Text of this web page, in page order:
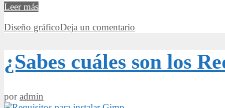
Leer másConoce
principales
instalar
Canva
Categorías
Diseño gráficoDeja un comentario
¿Sabes cuáles son los
poradmin